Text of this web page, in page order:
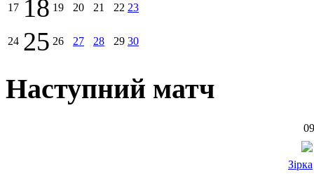
17 18 19 20 21 22 23
24 25 26 27 28 29 30
Наступний матч
Зірка